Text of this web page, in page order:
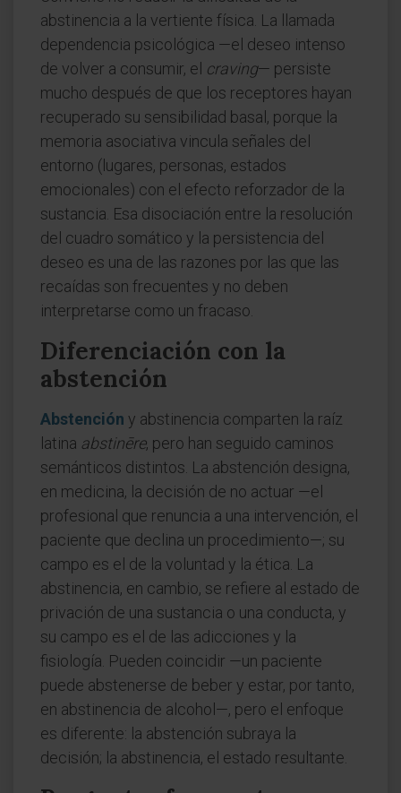
abstinencia a la vertiente física. La llamada
dependencia psicológica —el deseo intenso
de volver a consumir, el craving— persiste
mucho después de que los receptores hayan
recuperado su sensibilidad basal, porque la
memoria asociativa vincula señales del
entorno (lugares, personas, estados
emocionales) con el efecto reforzador de la
sustancia. Esa disociación entre la resolución
del cuadro somático y la persistencia del
deseo es una de las razones por las que las
recaídas son frecuentes y no deben
interpretarse como un fracaso.
Diferenciación con la
abstención
Abstención y abstinencia comparten la raíz
latina abstinēre, pero han seguido caminos
semánticos distintos. La abstención designa,
en medicina, la decisión de no actuar —el
profesional que renuncia a una intervención, el
paciente que declina un procedimiento—; su
campo es el de la voluntad y la ética. La
abstinencia, en cambio, se refiere al estado de
privación de una sustancia o una conducta, y
su campo es el de las adicciones y la
fisiología. Pueden coincidir —un paciente
puede abstenerse de beber y estar, por tanto,
en abstinencia de alcohol—, pero el enfoque
es diferente: la abstención subraya la
decisión; la abstinencia, el estado resultante.